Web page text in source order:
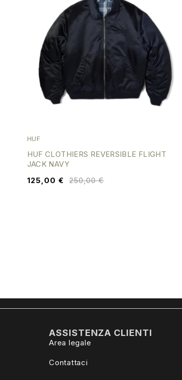
HUF
HUF CLOTHIERS REVERSIBLE FLIGHT
JACK NAVY
250,00€
125,00€
ASSISTENZA CLIENTI
Area legale
Contattaci